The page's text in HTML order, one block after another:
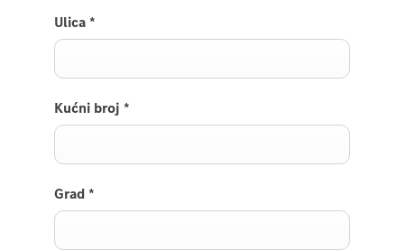
Ulica *
Kućni broj *
Grad *